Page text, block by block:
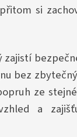
si
bez
ze
a